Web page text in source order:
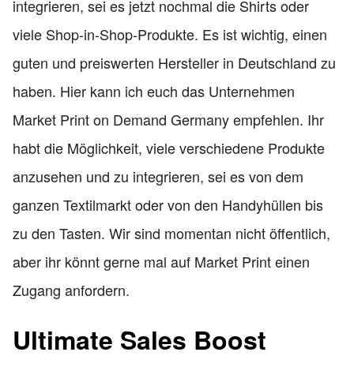
integrieren, sei es jetzt nochmal die Shirts oder
viele Shop-in-Shop-Produkte. Es ist wichtig, einen
guten und preiswerten Hersteller in Deutschland zu
haben. Hier kann ich euch das Unternehmen
Market Print on Demand Germany empfehlen. Ihr
habt die Möglichkeit, viele verschiedene Produkte
anzusehen und zu integrieren, sei es von dem
ganzen Textilmarkt oder von den Handyhüllen bis
zu den Tasten. Wir sind momentan nicht öffentlich,
aber ihr könnt gerne mal auf Market Print einen
Zugang anfordern.
Ultimate Sales Boost